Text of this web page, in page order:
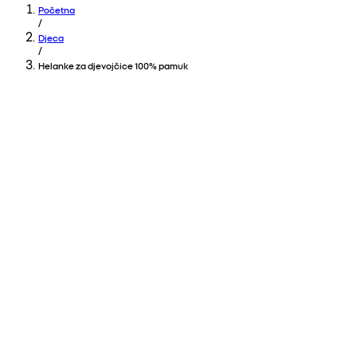
Početna
/
Djeca
/
Helanke za djevojčice 100% pamuk